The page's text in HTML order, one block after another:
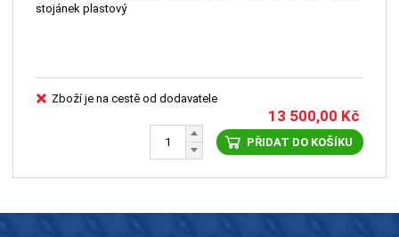
stojánek plastový
Zboží je na cestě od dodavatele
13 500,00 Kč
PŘIDAT DO KOŠÍKU